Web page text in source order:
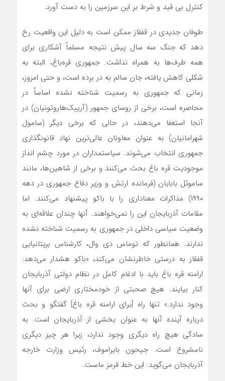
کنترل بی قید و شرط بر این سرزمین را به دست آورد.
طوفان جدیدی در قفقاز ممکن است به دلیل این واقعیت رخ
دهد که جنگ سه سال پیش نتیجه مسلماً آشکاری برای
همه طرف‌ها به همراه نداشت. جمهوری قره‌باغ، البته به
شکلی کاهش یافته، جان سالم به در برده است، و حتی امروز،
زمانی که جمهوری به رسمیت شناخته نشده اساساً در
محاصره است، برخی از روسای جمهور (آرییک‌هاروتونیان) در
آنجا استعفا‌ می‌دهند، در حالی که برخی دیگر (سامول
شهرامانیان) به عنوان معاونان عالی‌ترین نهاد قانونگذاری
جمهوری انتخاب‌ می‌شوند. سیاستمداران در مورد چشم انداز
موجودیت قره باغ بحث‌ می‌کنند و برخی از شاهین‌ها، مانند
ساموئل بابایان (فرمانده ارتش و وزیر دفاع جمهوری در دهه
۱۹۹۰) مذاکرات معناداری را با باکو پیشنهاد‌ می‌کنند. اما
مقامات آذربایجان این را‌ نمی‌خواهند. آنها چندان علاقه‌ای به
وضعیت سیاسی داخلی در جمهوری به رسمیت شناخته نشده
ندارند. همانطور که توماس دی وال، کارشناس بریتانیایی
قفقاز به درستی خاطرنشان‌ می‌کند، «باکو هشدار‌ می‌دهد:
ارامنه قره باغ باید با ادغام کامل در نظام دولتی آذربایجان
کنار بیایند. هیچ صحبتی از خودمختاری ارضی برای آنها
وجود ندارد.» تنها راه [برای ارامنه قره باغ] گفتگو و بحث
درباره آینده آنها به عنوان بخشی از آذربایجان است. به
سادگی هیچ راه دیگری وجود ندارد، زیرا هر چیز دیگری
نامشروع است. جیحون بایراموف، رئیس وزارت خارجه
آذربایجان‌ می‌گوید: این خط قرمز ماست.